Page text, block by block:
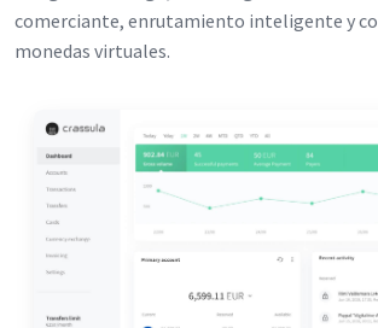
comerciante, enrutamiento inteligente y
monedas virtuales.